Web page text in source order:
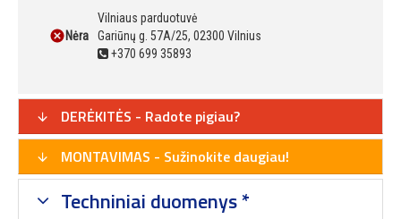
Nėra
Vilniaus parduotuvė
Gariūnų g. 57A/25, 02300 Vilnius
+370 699 35893
DERĖKITĖS - Radote pigiau?
MONTAVIMAS - Sužinokite daugiau!
Techniniai duomenys *